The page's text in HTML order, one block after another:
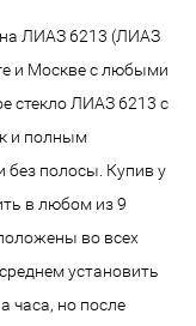
на ЛИАЗ 6213 (ЛИАЗ
и Москве с любыми
стекло ЛИАЗ 6213 с
и полным
без полосы. Купив у
в любом из 9
во всех
установить
часа, но после